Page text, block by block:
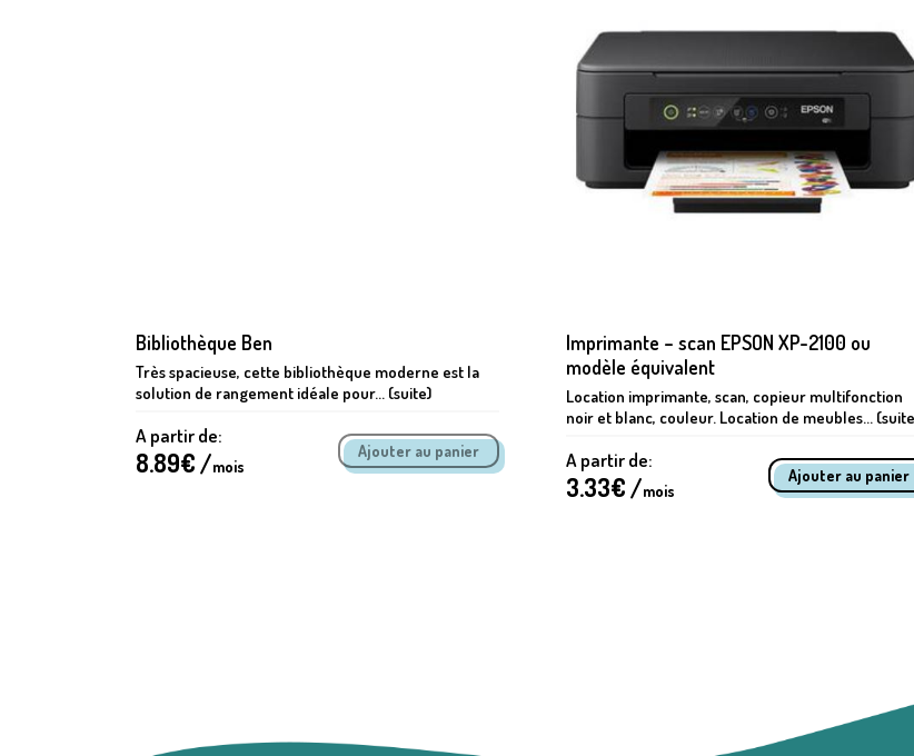
Bibliothèque Ben
Très spacieuse, cette bibliothèque moderne est la
solution de rangement idéale pour... (suite)
A partir de:
8.89€ /mois
Imprimante – scan EPSON XP-2100 ou
modèle équivalent
Location imprimante, scan, copieur multifonction
noir et blanc, couleur. Location de meubles...
A partir de:
3.33€ /mois